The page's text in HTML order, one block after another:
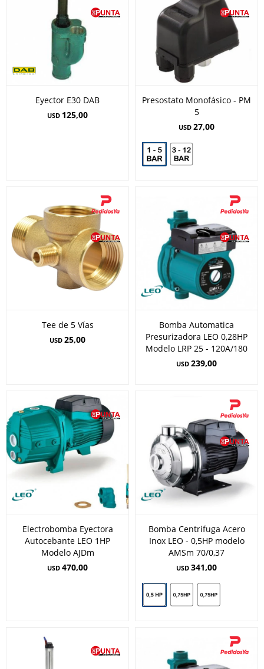
Eyector E30 DAB
USD 125,00
Presostato Monofásico - PM
5
USD 27,00
Tee de 5 Vías
USD 25,00
Bomba Automatica
Presurizadora LEO 0,28HP
Modelo LRP 25 - 120A/180
USD 239,00
Electrobomba Eyectora
Autocebante LEO 1HP
Modelo AJDm
USD 470,00
Bomba Centrifuga Acero
Inox LEO - 0,5HP modelo
AMSm 70/0,37
USD 341,00